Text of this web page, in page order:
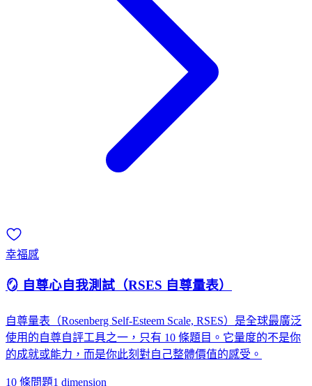
幸福感
🪞 自尊心自我測試（RSES 自尊量表）
自尊量表（Rosenberg Self-Esteem Scale, RSES）是全球最廣泛
使用的自尊自評工具之一，只有 10 條題目。它量度的不是你
的成就或能力，而是你此刻對自己整體價值的感受。
10 條問題1 dimension